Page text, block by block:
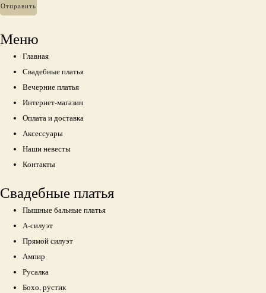
Меню
Главная
Свадебные платья
Вечерние платья
Интернет-магазин
Оплата и доставка
Аксессуары
Наши невесты
Контакты
Свадебные платья
Пышные бальные платья
А-силуэт
Прямой силуэт
Ампир
Русалка
Бохо, рустик